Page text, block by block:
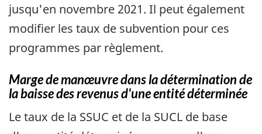
jusqu'en novembre 2021. Il peut également
modifier les taux de subvention pour ces
programmes par règlement.
Marge de manœuvre dans la détermination de
la baisse des revenus d'une entité déterminée
Le taux de la SSUC et de la SUCL de base